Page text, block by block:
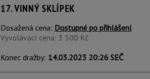
17. VINNÝ SKLÍPEK
Dosažená cena: Dostupné po přihlášení
Vyvolávací cena: 3 500 Kč
Konec dražby: 14.03.2023 20:26 SEČ